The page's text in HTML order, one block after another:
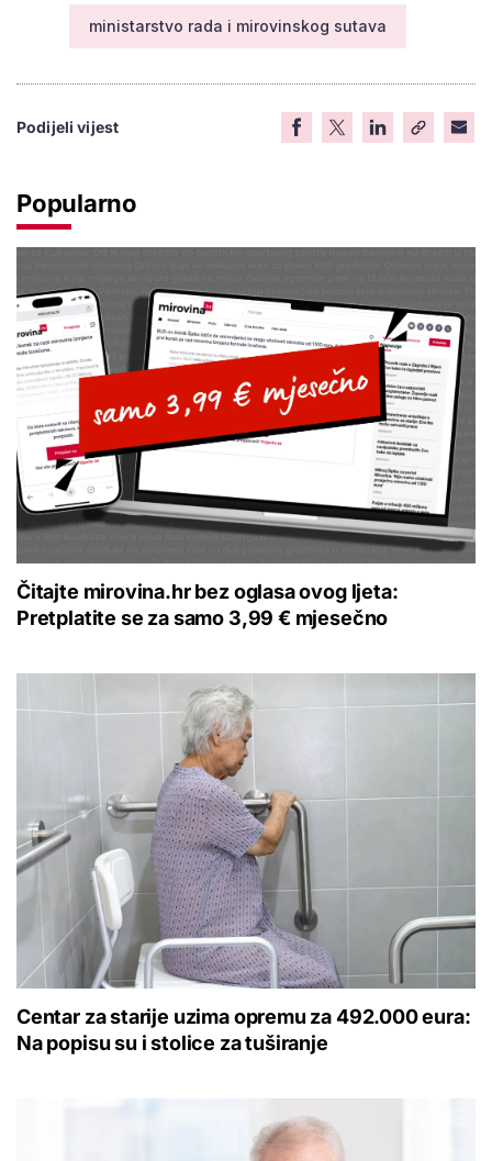
ministarstvo rada i mirovinskog sutava
Podijeli vijest
Popularno
Čitajte mirovina.hr bez oglasa ovog ljeta:
Pretplatite se za samo 3,99 € mjesečno
Centar za starije uzima opremu za 492.000 eura:
Na popisu su i stolice za tuširanje